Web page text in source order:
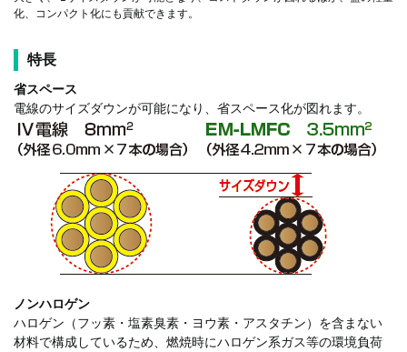
化、コンパクト化にも貢献できます。
特長
省スペース
電線のサイズダウンが可能になり、省スペース化が図れます。
ノンハロゲン
ハロゲン（フッ素・塩素臭素・ヨウ素・アスタチン）を含まない
材料で構成しているため、燃焼時にハロゲン系ガス等の環境負荷